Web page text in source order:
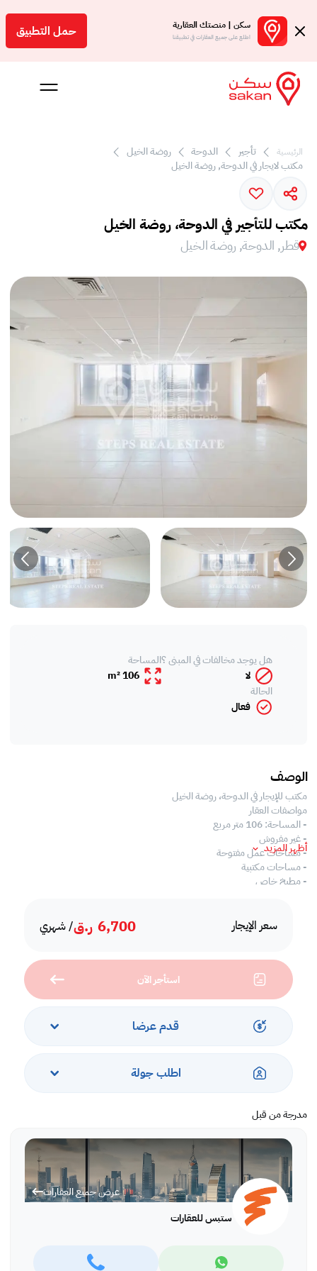
سكن | منصتك العقارية
اطلع على جميع العقارات في تطبيقنا حمل التطبيق
الرئيسية تأجير الدوحة
روضة الخيل
مكتب لايجار في الدوحة, روضة الخيل
مكتب للتأجير في الدوحة، روضة الخيل
قطر, الدوحة, روضة الخيل
سعر الإيجار 6,700 ر.ق/ شهري
استأجر الآن
قدم عرضا
اطلب جولة
مدرجة من قبل
عرض جميع العقارات
ستبس للعقارات
هل يوجد مخالفات في المبنى ؟
لا
المساحة
106 m²
الحالة
فعال
الوصف
مكتب للإيجار في الدوحة، روضة الخيل
مواصفات العقار
- المساحة: 106 متر مربع
- غير مفروش
- مساحات عمل مفتوحة
- مساحات مكتبية
- مطبخ خاص
- معتمد من الدفاع المدني
- استقبال
- موقف سيارات
- أمن/ كاميرات مراقبة
- إطلالات على المدينة
- بالقرب من المحلات التجارية والمطاعم
أظهر المزيد